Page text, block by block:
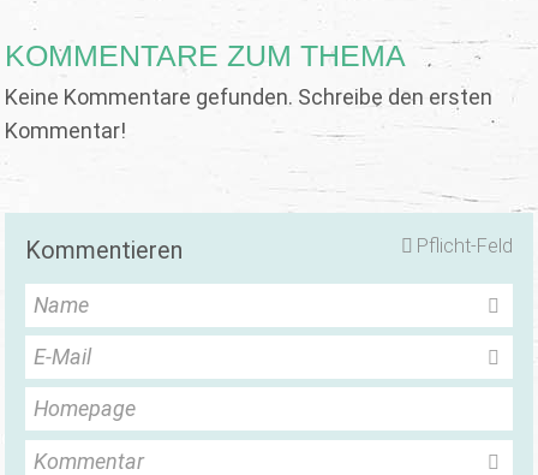
KOMMENTARE ZUM THEMA
Keine Kommentare gefunden. Schreibe den ersten
Kommentar!
Pflicht-Feld
Kommentieren
Name
E-Mail
Homepage
Kommentar